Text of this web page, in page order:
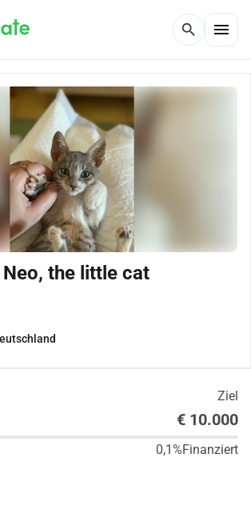
search menu
the little cat
Ziel
€ 10.000
0,1%Finanziert